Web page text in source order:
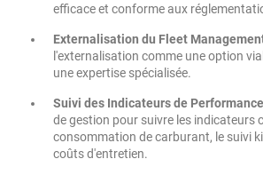
efficace et conforme aux
Externalisation du Fleet
l'externalisation comme une option
une expertise spécialisée.
Suivi des Indicateurs de Performance
de gestion pour suivre les indicateurs
consommation de carburant, le suivi
coûts d'entretien.